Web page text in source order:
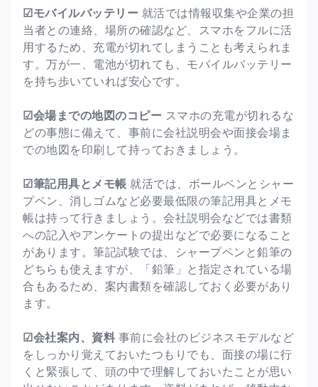
☑モバイルバッテリー 就活では情報収集や企業の担
当者との連絡、場所の確認など、スマホをフルに活
用するため、充電が切れてしまうことも考えられま
す。万が一、電池が切れても、モバイルバッテリー
を持ち歩いていれば安心です。
☑会場までの地図のコピー スマホの充電が切れるな
どの事態に備えて、事前に会社説明会や面接会場ま
での地図を印刷して持っておきましょう。
☑筆記用具とメモ帳 就活では、ボールペンとシャー
プペン、消しゴムなど必要最低限の筆記用具とメモ
帳は持って行きましょう。会社説明会などでは書類
への記入やアンケートの提出などで必要になること
があります。筆記試験では、シャープペンと鉛筆の
どちらも使えますが、「鉛筆」と指定されている場
合もあるため、案内書類を確認しておく必要があり
ます。
☑会社案内、資料 事前に会社のビジネスモデルなど
をしっかり覚えておいたつもりでも、面接の場に行
くと緊張して、頭の中で理解しておいたことが思い